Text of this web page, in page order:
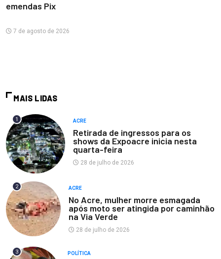
emendas Pix
7 de agosto de 2026
MAIS LIDAS
1 ACRE
Retirada de ingressos para os
shows da Expoacre inicia nesta
quarta-feira
28 de julho de 2026
2 ACRE
No Acre, mulher morre esmagada
após moto ser atingida por caminhão
na Via Verde
28 de julho de 2026
3 POLÍTICA